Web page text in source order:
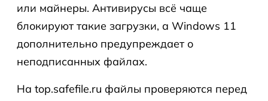
или майнеры. Антивирусы всё чаще
блокируют такие загрузки, а Windows 11
дополнительно предупреждает о
неподписанных файлах.
На top.safefile.ru файлы проверяются перед